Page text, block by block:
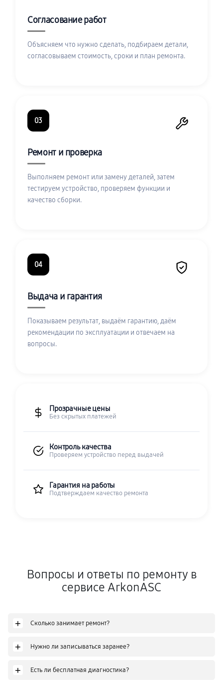
Согласование работ
Объясняем что нужно сделать, подбираем детали,
согласовываем стоимость, сроки и план ремонта.
03
Ремонт и проверка
Выполняем ремонт или замену деталей, затем
тестируем устройство, проверяем функции и
качество сборки.
04
Выдача и гарантия
Показываем результат, выдаём гарантию, даём
рекомендации по эксплуатации и отвечаем на
вопросы.
Прозрачные цены
Без скрытых платежей
Контроль качества
Проверяем устройство перед выдачей
Гарантия на работы
Подтверждаем качество ремонта
Вопросы и ответы по ремонту в
сервисе ArkonASC
+ Сколько занимает ремонт?
+ Нужно ли записываться заранее?
+ Есть ли бесплатная диагностика?